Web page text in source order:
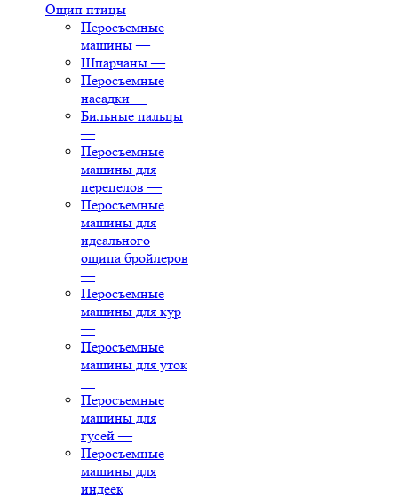
Ощип птицы
Перосъемные
машины —
Шпарчаны —
Перосъемные
насадки —
Бильные пальцы
—
Перосъемные
машины для
перепелов —
Перосъемные
машины для
идеального
ощипа бройлеров
—
Перосъемные
машины для кур
—
Перосъемные
машины для уток
—
Перосъемные
машины для
гусей —
Перосъемные
машины для
индеек